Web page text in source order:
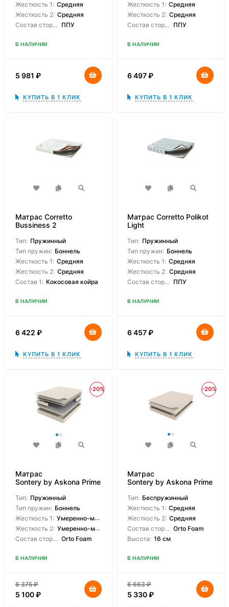
Жесткость 1: Средняя
Жесткость 2: Средняя
Состав сторон: ППУ
В НАЛИЧИИ
5 981 ₽
КУПИТЬ В 1 КЛИК
Жесткость 1: Средняя
Жесткость 2: Средняя
Состав сторон: ППУ
В НАЛИЧИИ
6 497₽
КУПИТЬ В 1 КЛИК
Матрас Corretto
Bussiness 2
Тип: Пружинный
Тип пружин: Боннель
Жесткость 1: Средняя
Жесткость 2: Средняя
Состав 1: Кокосовая койра
В НАЛИЧИИ
6 422 ₽
КУПИТЬ В 1 КЛИК
Матрас Corretto Polikot
Light
Тип: Пружинный
Тип пружин: Боннель
Жесткость 1: Средняя
Жесткость 2: Средняя
Состав сторон: ППУ
В НАЛИЧИИ
6 457₽
КУПИТЬ В 1 КЛИК
-20%
Матрас
Sontery by Askona Prime
Тип: Пружинный
Тип пружин: Боннель
Жесткость 1: Умеренно-мягкая
Жесткость 2: Умеренно-мягкая
Состав сторон: Orto Foam
В НАЛИЧИИ
6 375₽
5 100₽
-20%
Матрас
Sontery by Askona Prime
Тип: Беспружинный
Жесткость 1: Средняя
Жесткость 2: Средняя
Состав сторон: Orto Foam
Высота: 16 см
В НАЛИЧИИ
6 663₽
5 330₽